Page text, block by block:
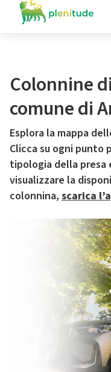
Colonnine
comune di
Esplora la mappa
Clicca su ogni punto
tipologia della presa
visualizzare la
colonnina, scarica